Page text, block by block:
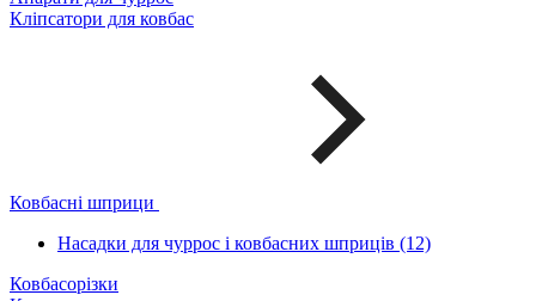
Кліпсатори для ковбас
Ковбасні шприци
Насадки для чуррос і ковбасних шприців (12)
Ковбасорізки